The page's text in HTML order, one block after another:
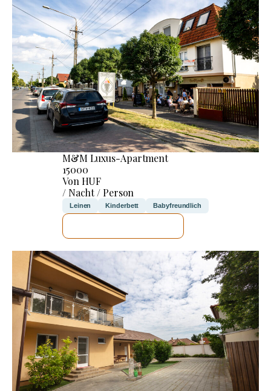
M&M Luxus-Apartment
15000
Von HUF
/ Nacht / Person
Leinen Kinderbett Babyfreundlich